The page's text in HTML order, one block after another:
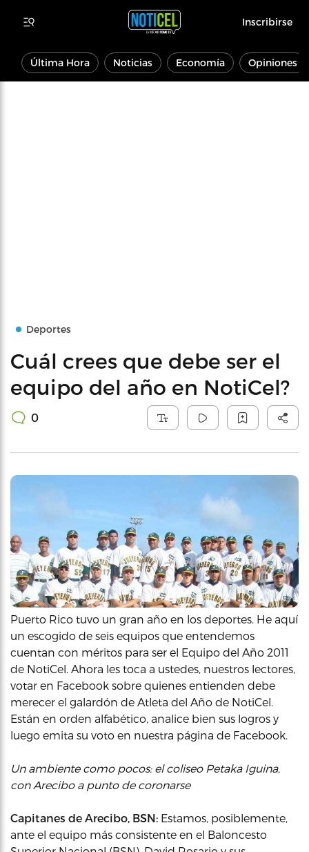
Inscribirse
Última Hora Noticias Economía Opiniones
Deportes
Cuál crees que debe ser el
equipo del año en NotiCel?
0
Puerto Rico tuvo un gran año en los deportes. He aquí
un escogido de seis equipos que entendemos
cuentan con méritos para ser el Equipo del Año 2011
de NotiCel. Ahora les toca a ustedes, nuestros lectores,
votar en Facebook sobre quienes entienden debe
merecer el galardón de Atleta del Año de NotiCel.
Están en orden alfabético, analice bien sus logros y
luego emita su voto en nuestra página de Facebook.
Un ambiente como pocos: el coliseo Petaka Iguina,
con Arecibo a punto de coronarse
Capitanes de Arecibo, BSN: Estamos, posiblemente,
ante el equipo más consistente en el Baloncesto